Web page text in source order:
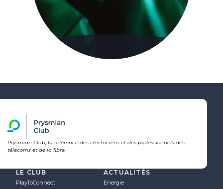
Prysmian Club, la référence des électriciens et des professionnels des
télécoms et de la fibre.
LE CLUB
PlayToConnect
ACTUALITÉS
Energie